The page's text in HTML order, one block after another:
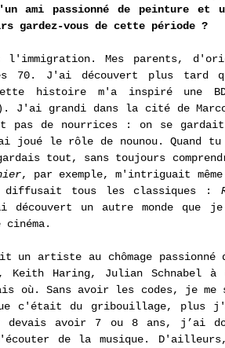
ami passionné de peinture et
gardez-vous de cette période ?
Mes parents,
70. J'ai découvert plus tard
histoire m'a inspiré une
J'ai grandi dans la cité de
pas de nourrices : on se gardait
joué le rôle de nounou. Quand
tout, sans toujours
, par exemple, m'intriguait
tous les classiques :
un autre monde que
cinéma.
artiste au chômage
Haring, Julian Schnabel à
où. Sans avoir les codes, je
c'était du gribouillage, plus
avoir 7 ou 8 ans, j’ai
de la musique.